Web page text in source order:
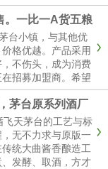
品说明书，正品礼
样。
。一比一A货五粮
台小镇，与其他优
格优越。产品采用
不伤头，成为消费
招募加盟商。希望
能多了解一下复刻
，一手...
茅台原系列酒厂
天茅台的工艺与标
无不力求与原版一
统大曲酱香酿造工
发酵、取酒，方才